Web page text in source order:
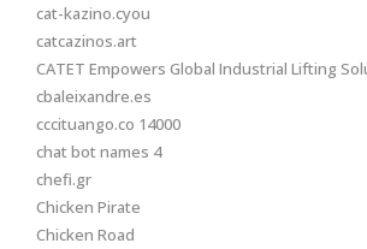
cat-kazino.cyou
catcazinos.art
CATET Empowers Global Industrial Lifting
cbaleixandre.es
cccituango.co 14000
chat bot names 4
chefi.gr
Chicken Pirate
Chicken Road